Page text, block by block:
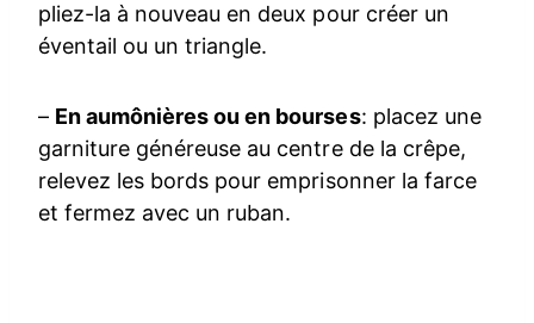
pliez-la à nouveau en deux pour créer un
éventail ou un triangle.
– En aumônières ou en bourses: placez une
garniture généreuse au centre de la crêpe,
relevez les bords pour emprisonner la farce
et fermez avec un ruban.